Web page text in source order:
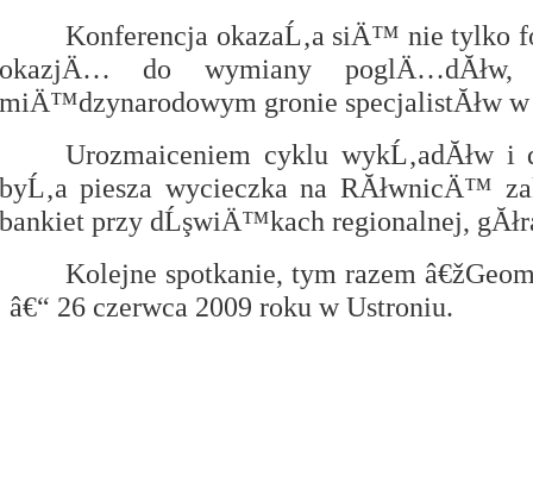
Konferencja okazaĹ‚a siÄ™ nie tylko
do wymiany poglÄ…dĂłw,
gronie specjalistĂłw
Urozmaiceniem cyklu wykĹ‚adĂłw
piesza wycieczka na RĂłwnicÄ™
przy dĹşwiÄ™kach regionalnej,
Kolejne spotkanie, tym razem
â€“ 26 czerwca 2009 roku w Ustroniu.